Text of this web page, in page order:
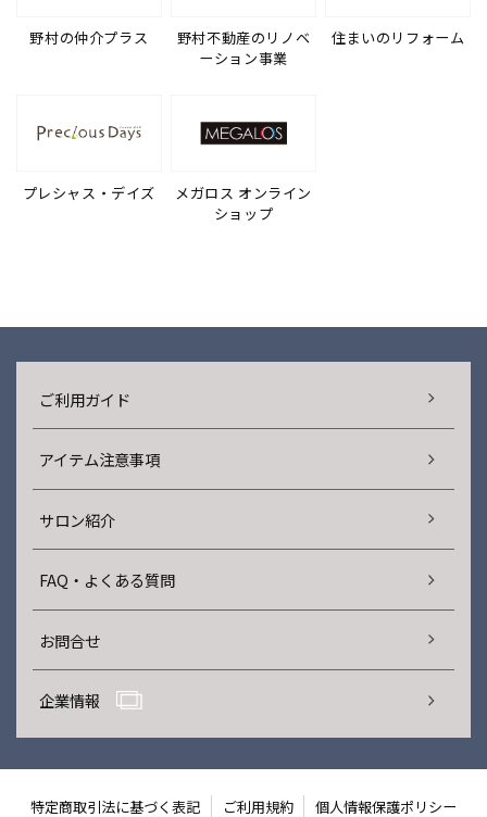
野村の仲介プラス
野村不動産のリノベ
ーション事業
住まいのリフォーム
プレシャス・デイズ
メガロス オンライン
ショップ
ご利用ガイド
アイテム注意事項
サロン紹介
FAQ・よくある質問
お問合せ
企業情報
特定商取引法に基づく表記 ご利用規約 個人情報保護ポリシー